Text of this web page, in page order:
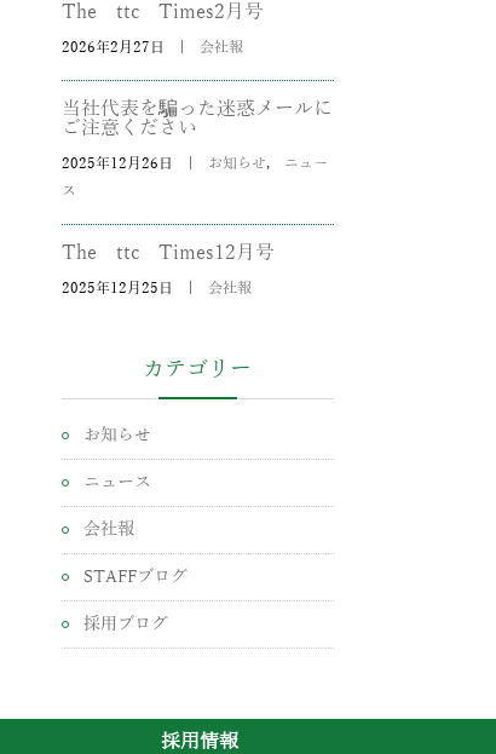
The ttc Times2月号
2026年2月27日 会社報
当社代表を騙った迷惑メールに
ご注意ください
2025年12月26日 お知らせ, ニュー
ス
The ttc Times12月号
2025年12月25日 会社報
カテゴリー
お知らせ
ニュース
会社報
STAFFブログ
採用ブログ
採用情報